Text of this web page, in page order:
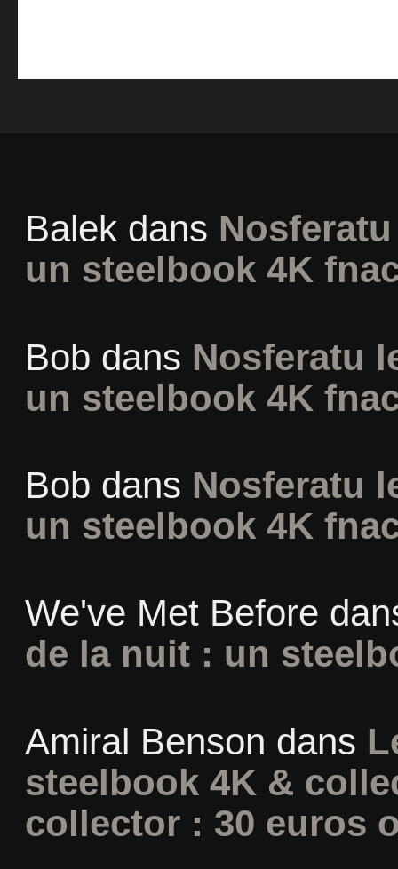
Balekdans
un steelbook 4K
Bob dans Nosferatu
un steelbook 4K
Bob dans Nosferatu
un steelbook 4K
We've Met Before
de la nuit : un
Amiral Benson dans
steelbook 4K &
collector : 30 euros